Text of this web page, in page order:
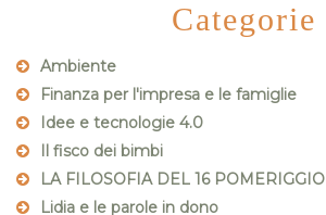
Categorie
Ambiente
Finanza per l'impresa e le famiglie
Idee e tecnologie 4.0
Il fisco dei bimbi
LA FILOSOFIA DEL 16 POMERIGGIO
Lidia e le parole in dono